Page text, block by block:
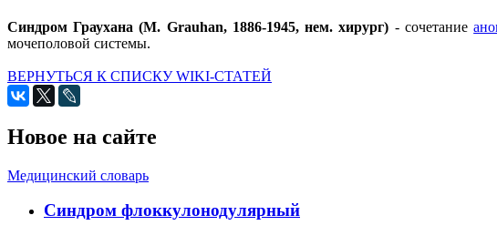
Синдром Граухана (М. Grauhan, 1886-1945, нем. хирург) - сочетание
мочеполовой системы.
ВЕРНУТЬСЯ К СПИСКУ WIKI-СТАТЕЙ
Новое на сайте
Медицинский словарь
Cиндром флоккулонодулярный